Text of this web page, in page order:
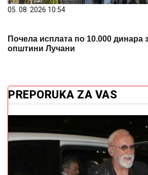
05. 08. 2026 10:54
Почела исплата по 10.000 динара
општини Лучани
PREPORUKA ZA VAS